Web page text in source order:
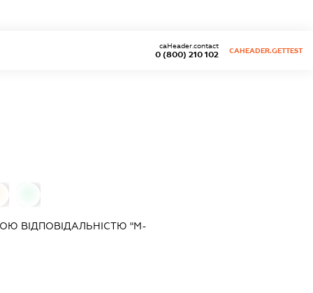
0 (800) 210 102
caHeader.contact
CAHEADER.GETTEST
ВІДПОВІДАЛЬНІСТЮ "М-